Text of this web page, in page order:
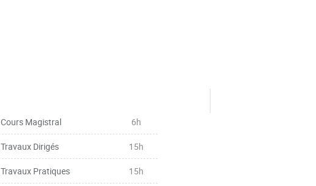
Cours Magistral 6h
Travaux Dirigés 15h
Travaux Pratiques 15h